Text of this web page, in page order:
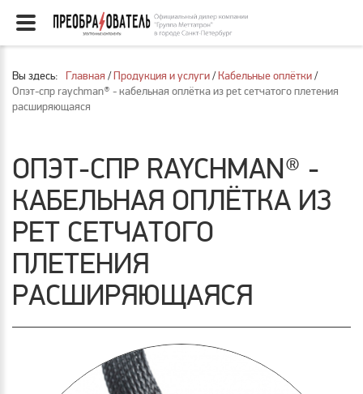
Вы здесь: Главная /Продукция и услуги/Кабельные оплётки/
Опэт-спр raychman® - кабельная оплётка из pet сетчатого плетения
расширяющаяся
ОПЭТ-СПР RAYCHMAN® -
КАБЕЛЬНАЯ ОПЛЁТКА ИЗ
PET СЕТЧАТОГО
ПЛЕТЕНИЯ
РАСШИРЯЮЩАЯСЯ